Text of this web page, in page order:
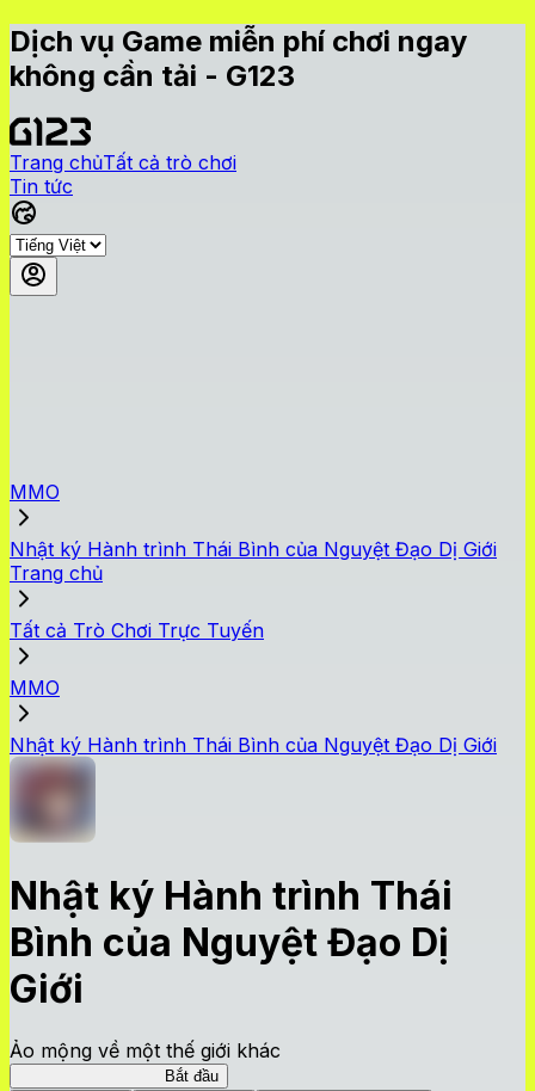
Dịch vụ Game miễn phí chơi ngay
không cần tải - G123
Trang chủTất cả trò chơi
Tin tức
MMO
Nhật ký Hành trình Thái Bình của Nguyệt Đạo Dị Giới
Trang chủ
Tất cả Trò Chơi Trực Tuyến
MMO
Nhật ký Hành trình Thái Bình của Nguyệt Đạo Dị Giới
Nhật ký Hành trình Thái
Bình của Nguyệt Đạo Dị
Giới
Ảo mộng về một thế giới khác
Bắt đầu